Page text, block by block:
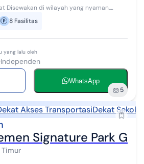
berikut: - Kamar Tidur: 2 -
8 Fasilitas
yang lalu oleh
Independen
WhatsApp
5
Akses TransportasiDekat
Signature Park